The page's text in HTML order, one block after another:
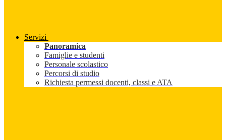
Servizi
Panoramica
Famiglie e studenti
Personale scolastico
Percorsi di studio
Richiesta permessi docenti, classi e ATA